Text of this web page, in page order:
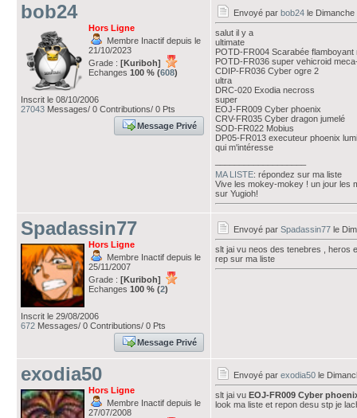
bob24
Hors Ligne
Membre Inactif depuis le
21/10/2023
Grade : [Kuriboh]
Echanges 100 % (608)
Inscrit le 08/10/2006
27043 Messages/ 0 Contributions/ 0 Pts
Message Privé
Envoyé par bob24 le
salut il y a
ultimate
POTD-FR004 Scarabée flamboyant
POTD-FR036 super vehicroid
CDIP-FR036 Cyber ogre 2
ultra
DRC-020 Exodia necross
super
EOJ-FR009 Cyber phoenix
CRV-FR035 Cyber dragon jumelé
SOD-FR022 Mobius
DP05-FR013 executeur phoenix
qui m'intéresse
MA LISTE: répondez sur ma liste
Vive les mokey-mokey ! un jour les
sur Yugioh!
Spadassin77
Hors Ligne
Membre Inactif depuis le
25/11/2007
Grade : [Kuriboh]
Echanges 100 % (2)
Inscrit le 29/08/2006
672 Messages/ 0 Contributions/ 0 Pts
Message Privé
Envoyé par Spadassin77 le
slt jai vu neos des tenebres , heros
rep sur ma liste
exodia50
Hors Ligne
Membre Inactif depuis le
27/07/2008
Envoyé par exodia50 le
slt jai vu EOJ-FR009 Cyber
look ma liste et repon desu stp je